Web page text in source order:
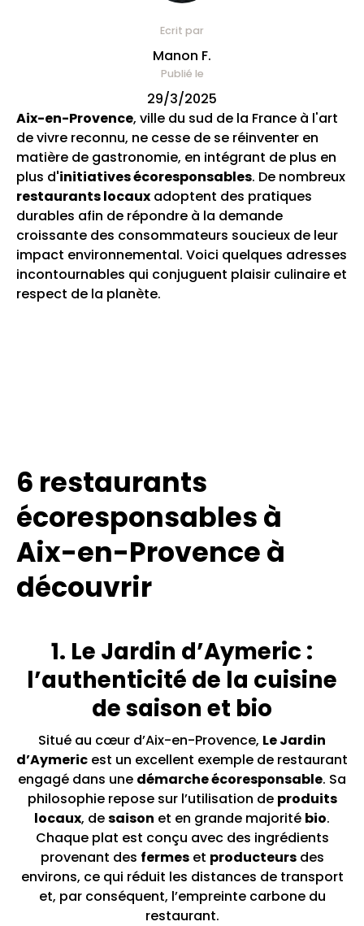
Ecrit par
Manon F.
Publié le
29/3/2025
Aix-en-Provence, ville du sud de la France à l'art
de vivre reconnu, ne cesse de se réinventer en
matière de gastronomie, en intégrant de plus en
plus d'initiatives écoresponsables. De nombreux
restaurants locaux adoptent des pratiques
durables afin de répondre à la demande
croissante des consommateurs soucieux de leur
impact environnemental. Voici quelques adresses
incontournables qui conjuguent plaisir culinaire et
respect de la planète.
6 restaurants
écoresponsables à
Aix-en-Provence à
découvrir
1. Le Jardin d’Aymeric :
l’authenticité de la cuisine
de saison et bio
Situé au cœur d’Aix-en-Provence, Le Jardin
d’Aymeric est un excellent exemple de restaurant
engagé dans une démarche écoresponsable. Sa
philosophie repose sur l’utilisation de produits
locaux, desaison et en grande majorité bio.
Chaque plat est conçu avec des ingrédients
provenant des fermeset producteursdes
environs, ce qui réduit les distances de transport
et, par conséquent, l’empreinte carbone du
restaurant.